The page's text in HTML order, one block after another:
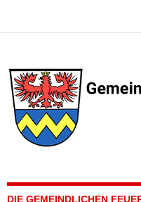
DIE GEMEINDLICHEN